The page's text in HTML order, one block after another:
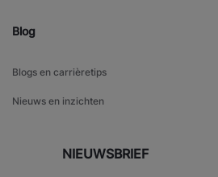
Blog
Blogs en carrièretips
Nieuws en inzichten
NIEUWSBRIEF